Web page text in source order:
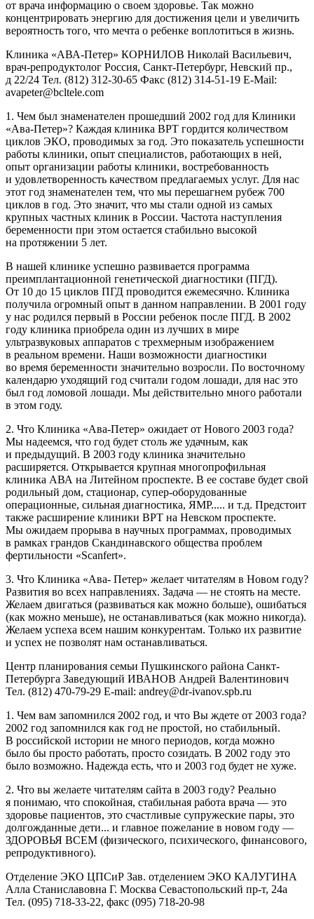
от врача информацию о своем здоровье. Так можно
концентрировать энергию для достижения цели и увеличить
вероятность того, что мечта о ребенке воплотиться в жизнь.
Клиника «АВА-Петер» КОРНИЛОВ Николай Васильевич,
врач-репродуктолог Россия, Санкт-Петербург, Невский пр.,
д 22/24 Тел. (812) 312-30-65 Факс (812) 314-51-19 E-Mail:
avapeter@bcltele.com
1. Чем был знаменателен прошедший 2002 год для Клиники
«Ава-Петер»? Каждая клиника ВРТ гордится количеством
циклов ЭКО, проводимых за год. Это показатель успешности
работы клиники, опыт специалистов, работающих в ней,
опыт организации работы клиники, востребованность
и удовлетворенность качеством предлагаемых услуг. Для нас
этот год знаменателен тем, что мы перешагнем рубеж 700
циклов в год. Это значит, что мы стали одной из самых
крупных частных клиник в России. Частота наступления
беременности при этом остается стабильно высокой
на протяжении 5 лет.
В нашей клинике успешно развивается программа
преимплантационной генетической диагностики (ПГД).
От 10 до 15 циклов ПГД проводится ежемесячно. Клиника
получила огромный опыт в данном направлении. В 2001 году
у нас родился первый в России ребенок после ПГД. В 2002
году клиника приобрела один из лучших в мире
ультразвуковых аппаратов с трехмерным изображением
в реальном времени. Наши возможности диагностики
во время беременности значительно возросли. По восточному
календарю уходящий год считали годом лошади, для нас это
был год ломовой лошади. Мы действительно много работали
в этом году.
2. Что Клиника «Ава-Петер» ожидает от Нового 2003 года?
Мы надеемся, что год будет столь же удачным, как
и предыдущий. В 2003 году клиника значительно
расширяется. Открывается крупная многопрофильная
клиника АВА на Литейном проспекте. В ее составе будет свой
родильный дом, стационар, супер-оборудованные
операционные, сильная диагностика, ЯМР..... и т.д. Предстоит
также расширение клиники ВРТ на Невском проспекте.
Мы ожидаем прорыва в научных программах, проводимых
в рамках грандов Скандинавского общества проблем
фертильности «Scanfert».
3. Что Клиника «Ава- Петер» желает читателям в Новом году?
Развития во всех направлениях. Задача — не стоять на месте.
Желаем двигаться (развиваться как можно больше), ошибаться
(как можно меньше), не останавливаться (как можно никогда).
Желаем успеха всем нашим конкурентам. Только их развитие
и успех не позволят нам останавливаться.
Центр планирования семьи Пушкинского района Санкт-
Петербурга Заведующий ИВАНОВ Андрей Валентинович
Тел. (812) 470-79-29 E-mail: andrey@dr-ivanov.spb.ru
1. Чем вам запомнился 2002 год, и что Вы ждете от 2003 года?
2002 год запомнился как год не простой, но стабильный.
В российской истории не много периодов, когда можно
было бы просто работать, просто созидать. В 2002 году это
было возможно. Надежда есть, что и 2003 год будет не хуже.
2. Что вы желаете читателям сайта в 2003 году? Реально
я понимаю, что спокойная, стабильная работа врача — это
здоровье пациентов, это счастливые супружеские пары, это
долгожданные дети... и главное пожелание в новом году —
ЗДОРОВЬЯ ВСЕМ (физического, психического, финансового,
репродуктивного).
Отделение ЭКО ЦПСиР Зав. отделением ЭКО КАЛУГИНА
Алла Станиславовна Г. Москва Севастопольский пр-т, 24а
Тел. (095) 718-33-22, факс (095) 718-20-98